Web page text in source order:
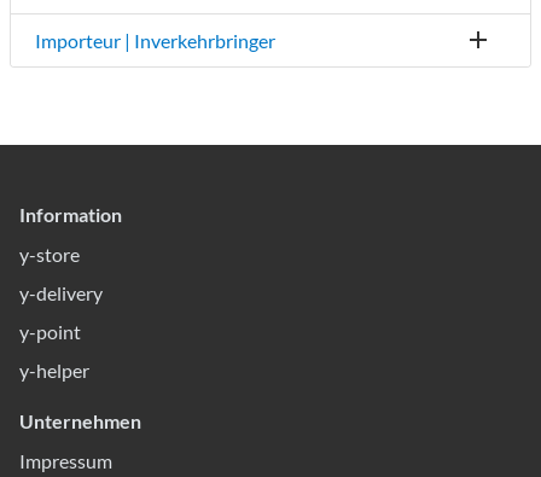
Importeur | Inverkehrbringer
Information
y-store
y-delivery
y-point
y-helper
Unternehmen
Impressum